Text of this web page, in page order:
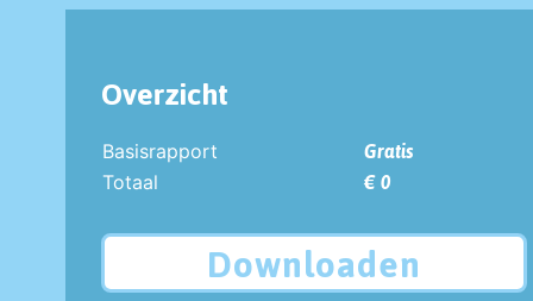
Overzicht
Basisrapport
Gratis
Totaal
€ 0
Downloaden